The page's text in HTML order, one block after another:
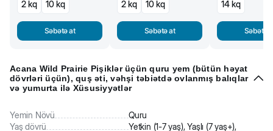
2 kq
10 kq
Səbətə at
2 kq
10 kq
Səbətə at
14 kq
Səbətə
Acana Wild Prairie Pişiklər üçün quru yem (bütün həyat
dövrləri üçün), quş əti, vəhşi təbiətdə ovlanmış balıqlar
və yumurta ilə Xüsusiyyətlər
Yemin Növü
Quru
Yaş dövrü
Yetkin (1-7 yaş), Yaşlı (7 yaş+),